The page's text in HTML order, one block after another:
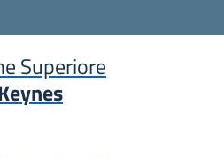
Superiore